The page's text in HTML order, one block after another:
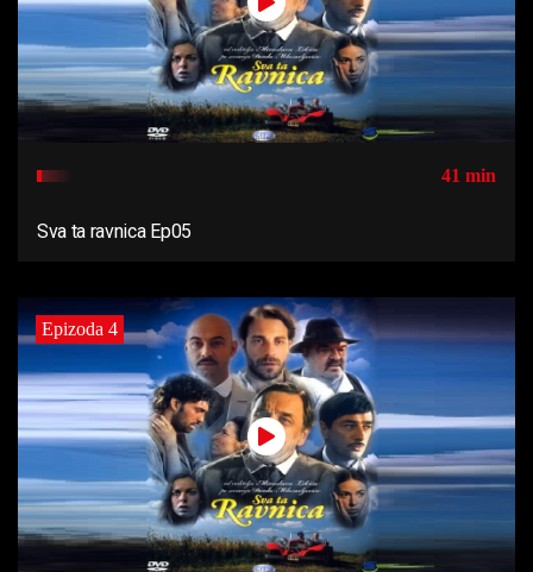
41 min
Sva ta ravnica Ep05
Epizoda 4